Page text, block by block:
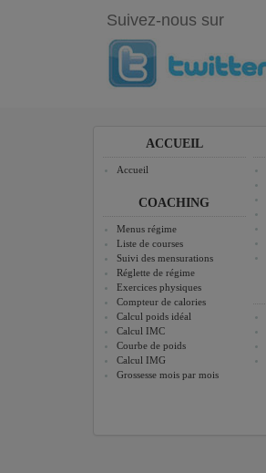
Suivez-nous sur
ACCUEIL
Accueil
COACHING
Menus régime
Liste de courses
Suivi des mensurations
Réglette de régime
Exercices physiques
Compteur de calories
Calcul poids idéal
Calcul IMC
Courbe de poids
Calcul IMG
Grossesse mois par mois